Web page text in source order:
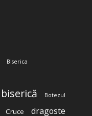
Biserica
biserică Botezul
Cruce dragoste